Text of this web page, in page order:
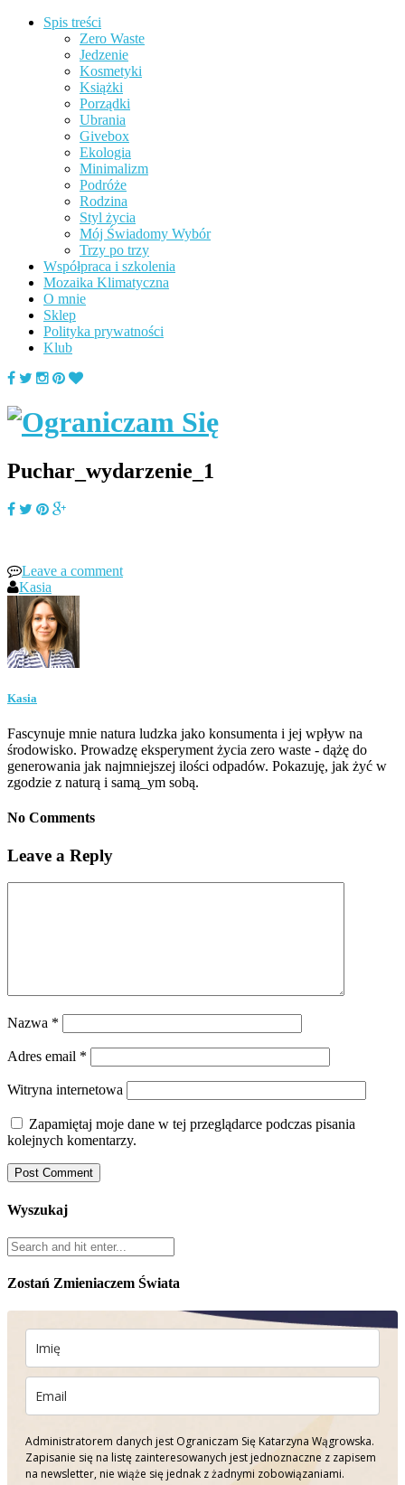
Spis treści
Zero Waste
Jedzenie
Kosmetyki
Książki
Porządki
Ubrania
Givebox
Ekologia
Minimalizm
Podróże
Rodzina
Styl życia
Mój Świadomy Wybór
Trzy po trzy
Współpraca i szkolenia
Mozaika Klimatyczna
O mnie
Sklep
Polityka prywatności
Klub
Puchar_wydarzenie_1
Leave a comment
Kasia
Kasia
Fascynuje mnie natura ludzka jako konsumenta i jej wpływ na
środowisko. Prowadzę eksperyment życia zero waste - dążę do
generowania jak najmniejszej ilości odpadów. Pokazuję, jak żyć w
zgodzie z naturą i samą_ym sobą.
No Comments
Leave a Reply
Nazwa *
Adres email *
Witryna internetowa
Zapamiętaj moje dane w tej przeglądarce podczas pisania
kolejnych komentarzy.
Wyszukaj
Zostań Zmieniaczem Świata
Administratorem danych jest Ograniczam Się Katarzyna Wągrowska.
Zapisanie się na listę zainteresowanych jest jednoznaczne z zapisem
na newsletter, nie wiąże się jednak z żadnymi zobowiązaniami.